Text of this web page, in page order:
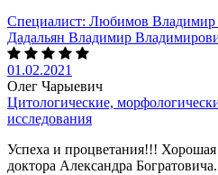
Специалист: Любимов Владимир
Дадальян Владимир
01.02.2021
Олег Чарыевич
Цитологические,
исследования
Успеха и процветания!!!
доктора Александра